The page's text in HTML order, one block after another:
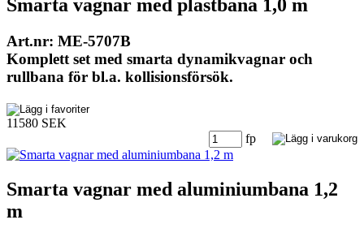
Smarta vagnar med plastbana 1,0 m
Art.nr: ME-5707B
Komplett set med smarta dynamikvagnar och
rullbana för bl.a. kollisionsförsök.
11580 SEK
fp
Smarta vagnar med aluminiumbana 1,2
m